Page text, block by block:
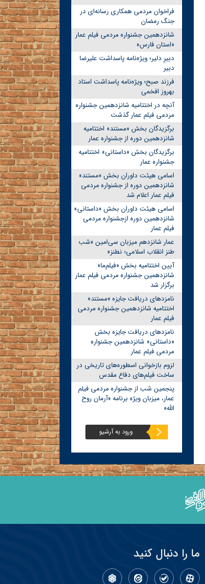
فراخوان مردمی همکاری رسانه‌ای در
جنگ رمضان
شانزدهمین جشنواره مردمی فیلم عمار
«استان فارس»
دبیرِ دلیر؛ ویژه‌نامه پاسداشت علیرضا
دبیر
فرزند صبح؛ ویژه‌نامه پاسداشت استاد
بهروز افخمی
آنچه در اختتامیه شانزدهمین جشنواره
مردمی فیلم عمار گذشت
برگزیدگان بخش «مستند» اختتامیه
شانزدهمین دوره از جشنواره عمار
برگزیدگان بخش «داستانی» اختتامیه
جشنواره عمار
اسامی هیئت داوران بخش «مستند»
شانزدهمین دوره از جشنواره مردمی
فیلم عمار اعلام شد
اسامی هیئت داوران بخش «داستانی»
شانزدهمین دوره ازجشنواره مردمی
فیلم عمار
عمار شانزدهم میزبان سی‌امین «شب
طنز انقلاب اسلامی؛ نطنز»
آیین اختتامیه بخش «فیلم‌ما»
شانزدهمین جشنواره مردمی فیلم عمار
برگزار شد
نامزدهای دریافت جایزه «مستند»
اختتامیه شانزدهمین جشنواره مردمی
فیلم عمار
نامزدهای دریافت جایزه بخش
«داستانی» شانزدهمین جشنواره
مردمی فیلم عمار
لزوم بازخوانی اسطوره‌های تاریخی در
ساخت فیلم‌های دفاع مقدس
پنجمین شب از جشنواره مردمی فیلم
عمار، میزبان ویژه برنامه «آرمان روح
الله»
ورود به آرشیو
ما را دنبال کنید